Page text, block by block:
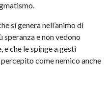
si genera nell’animo di
speranza e non vedono
e che le spinge a gesti
come nemico anche